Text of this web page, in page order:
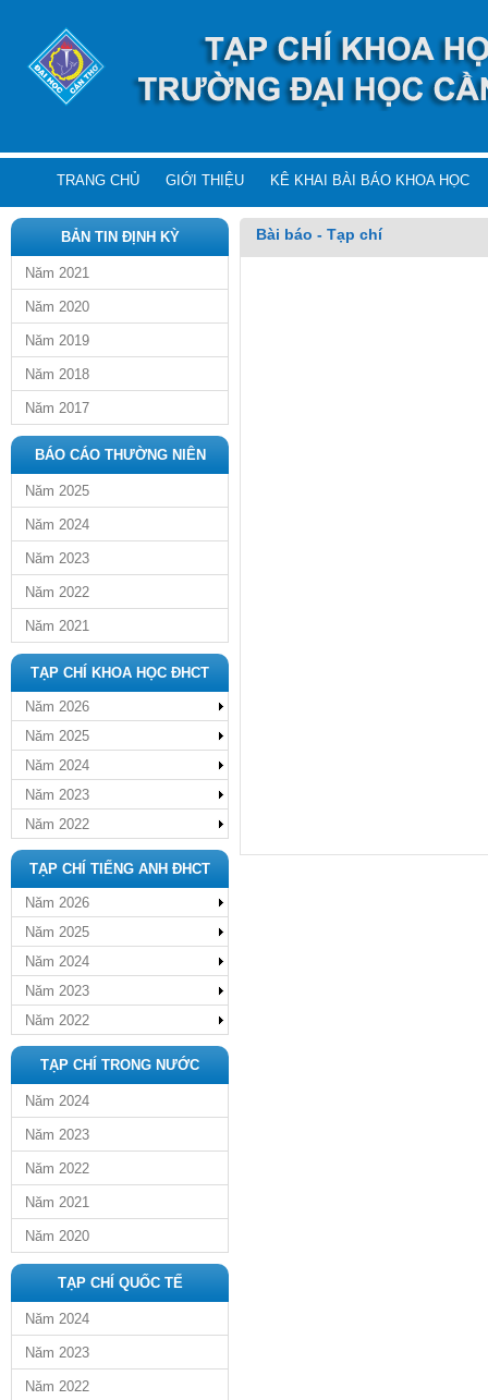
TRANG CHỦ GIỚI THIỆU KÊ KHAI BÀI BÁO KHOA HỌC
BẢN TIN ĐỊNH KỲ
Năm 2021
Năm 2020
Năm 2019
Năm 2018
Năm 2017
BÁO CÁO THƯỜNG NIÊN
Năm 2025
Năm 2024
Năm 2023
Năm 2022
Năm 2021
TẠP CHÍ KHOA HỌC ĐHCT
Năm 2026
Năm 2025
Năm 2024
Năm 2023
Năm 2022
TẠP CHÍ TIẾNG ANH ĐHCT
Năm 2026
Năm 2025
Năm 2024
Năm 2023
Năm 2022
TẠP CHÍ TRONG NƯỚC
Năm 2024
Năm 2023
Năm 2022
Năm 2021
Năm 2020
TẠP CHÍ QUỐC TẾ
Năm 2024
Năm 2023
Năm 2022
Bài báo - Tạp chí